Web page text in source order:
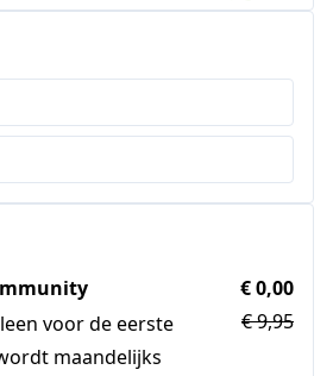
voor de eerste
maandelijks
€ 0,00
€ 9,95